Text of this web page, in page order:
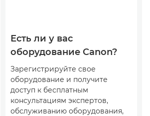
Есть ли у вас
оборудование Canon?
Зарегистрируйте свое
оборудование и получите
доступ к бесплатным
консультациям экспертов,
обслуживанию оборудования,